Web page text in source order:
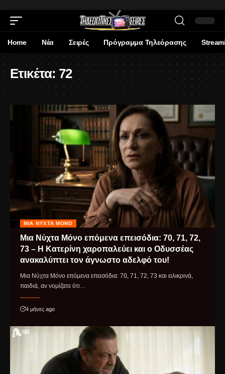
Home Νέα Σειρές Πρόγραμμα Τηλεόρασης
Ετικέτα:72
ΜΙΑ ΝΎΧΤΑ ΜΌΝΟ
Μια Νύχτα Μόνο επόμενα επεισόδια: 70, 71, 72,
73 – Η Κατερίνη χαροπαλεύει και ο Οδυσσέας
ανακαλύπτει τον άγνωστο αδελφό του!
Μια Νύχτα Μόνο επόμενα επεισόδια: 70, 71, 72, 73 και ειλικρινά,
παιδιά, αν νομίζατε ότι…
4 μήνες ago